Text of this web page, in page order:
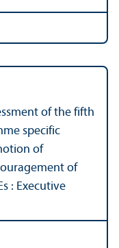
of the fifth
specific
of
of
: Executive